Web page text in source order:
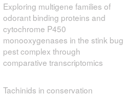
Exploring multigene families of
odorant binding proteins and
cytochrome P450
monooxygenases in the stink bug
pest complex through
comparative transcriptomics
Tachinids in conservation